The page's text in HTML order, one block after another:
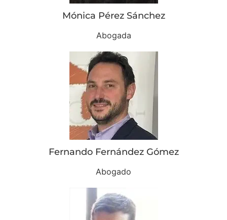
Mónica Pérez Sánchez
Abogada
Fernando Fernández Gómez
Abogado